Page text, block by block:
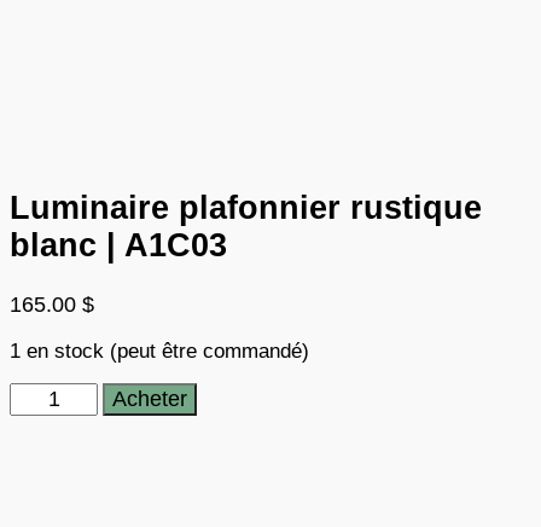
Luminaire plafonnier rustique
blanc | A1C03
165.00 $
1 en stock (peut être commandé)
quantité
de
Acheter